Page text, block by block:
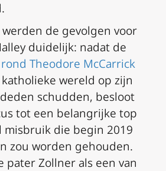
de gevolgen voor
duidelijk: nadat de
Theodore McCarrick
wereld op zijn
schudden, besloot
tot een belangrijke top
misbruik die begin 2019
zou worden gehouden.
pater Zollner als een van